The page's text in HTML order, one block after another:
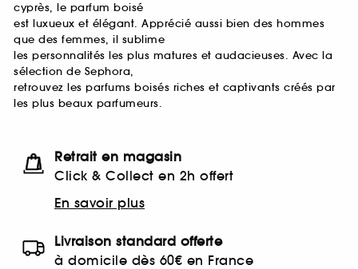
cyprès, le parfum boisé
est luxueux et élégant. Apprécié aussi bien des hommes
que des femmes, il sublime
les personnalités les plus matures et audacieuses. Avec la
sélection de Sephora,
retrouvez les parfums boisés riches et captivants créés par
les plus beaux parfumeurs.
Retrait en magasin
Click & Collect en 2h offert
En savoir plus
Livraison standard offerte
à domicile dès 60€ en France